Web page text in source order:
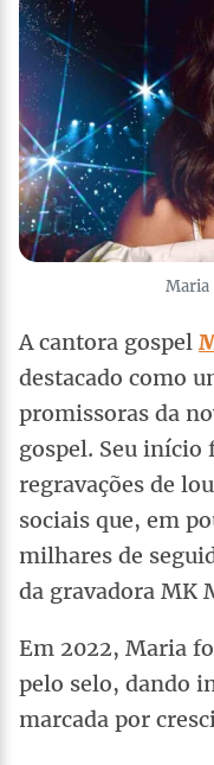
Maria
A cantora gospel
destacado como
promissoras da
gospel. Seu início
regravações de
sociais que, em
milhares de
da gravadora MK
Em 2022, Maria
pelo selo, dando
marcada por